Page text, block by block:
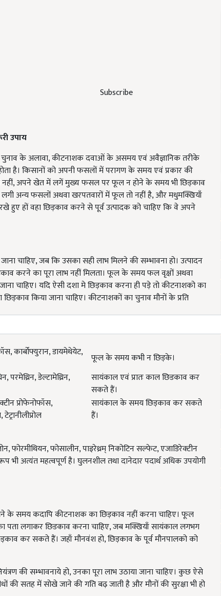
Subscribe
उपाय
के अलावा, कीटनाशक दवाओं के असमय एवं अवैज्ञानिक तरीके
है। किसानों को अपनी फसलों में परागण के समय एवं प्रकार की
नहीं, अपने खेत में लगें मुख्य फसल पर फूल न होने के समय भी छिड़काव
अन्य फसलों अथवा खरपतवारों में फूल तो नहीं है, और मधुमक्खियाँ
हुए हों वहा छिड़काव करने से पूर्व उत्पादक को चाहिए कि वे अपने
चाहिए, जब कि उसका सही लाभ मिलने की सम्भावना हो। उत्पादन
करने का पूरा लाभ नहीं मिलता। फूल के समय फल वृक्षों अथवा
चाहिए। यदि ऐसी दशा मे छिड़काव करना ही पड़े तो कीटनाशको का
किया जाना चाहिए। कीटनाशकों का चुनाव मौनों के प्रति
कार्बोफ्युरान, डायमेथेयेट,
फूल के समय कभी न छिड़के।
परमेथ्रिन, डेल्टामेथ्रिन,
सायंकाल एवं प्रातः काल छिडकाव कर
सकते हैं।
प्रोफेनोफॉस,
सायंकाल के समय छिड़काव कर सकते
हैं।
फोरमीथियन, फोसालीन, पाइरेथ्रम् निकोटिन सल्फेट, एजाडिरेक्टीन
अत्यंत महत्वपूर्ण है। घुलनशील तथा दानेदार पदार्थ अधिक उपयोगी
के समय कदापि कीटनाशक का छिड़काव नहीं करना चाहिए। फूल
लगाकर छिडकाव करना चाहिए, जब मक्खियाँ सायंकाल लगभग
कर सकते हैं। जहाँ मौनवंश हो, छिड़काव के पूर्व मौनपालको को
की सम्भावनाये हो, उनका पूरा लाभ उठाया जाना चाहिए। कुछ ऐसे
की सतह में सोखे जाने की गति बढ़ जाती है और मौनों की सुरक्षा भी हो